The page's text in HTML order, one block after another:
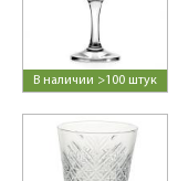
В наличии >100 штук